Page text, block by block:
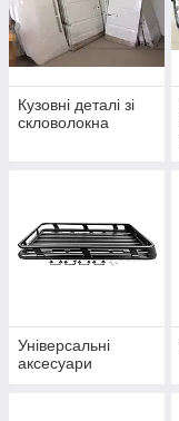
Кузовні деталі зі
скловолокна
Універсальні
аксесуари